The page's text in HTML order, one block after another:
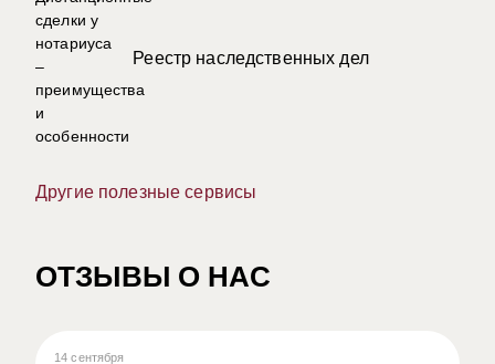
Реестр наследственных дел
Другие полезные сервисы
ОТЗЫВЫ О НАС
14 сентября